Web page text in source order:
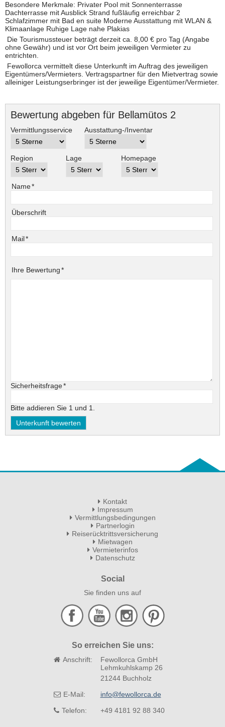
Besondere Merkmale: Privater Pool mit Sonnenterrasse
Dachterrasse mit Ausblick Strand fußläufig erreichbar 2
Schlafzimmer mit Bad en suite Moderne Ausstattung mit WLAN &
Klimaanlage Ruhige Lage nahe Plakias
Die Tourismussteuer beträgt derzeit ca. 8,00 € pro Tag (Angabe
ohne Gewähr) und ist vor Ort beim jeweiligen Vermieter zu
entrichten.
Fewollorca vermittelt diese Unterkunft im Auftrag des jeweiligen
Eigentümers/Vermieters. Vertragspartner für den Mietvertrag sowie
alleiniger Leistungserbringer ist der jeweilige Eigentümer/Vermieter.
Bewertung abgeben für Bellamütos 2
Vermittlungsservice Ausstattung-/Inventar
Region Lage Homepage
Pflichtfeld
Name*
Überschrift
Pflichtfeld
Mail*
Pflichtfeld
Ihre Bewertung*
Pflichtfeld
Sicherheitsfrage*
Bitte addieren Sie 1 und 1.
Kontakt
Impressum
Vermittlungsbedingungen
Partnerlogin
Reiserücktrittsversicherung
Mietwagen
Vermieterinfos
Datenschutz
Social
Sie finden uns auf
So erreichen Sie uns:
Anschrift:
Fewollorca GmbH
Lehmkuhlskamp 26
21244 Buchholz
E-Mail:
info@fewollorca.de
Telefon:
+49 4181 92 88 340